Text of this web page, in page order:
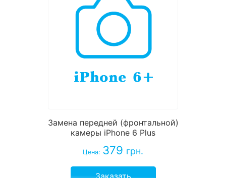
Замена передней (фронтальной)
камеры iPhone 6 Plus
Цена: 379 грн.
Заказать